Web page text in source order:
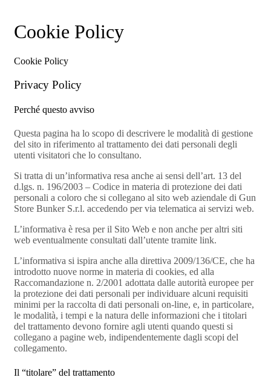
Cookie Policy
Cookie Policy
Privacy Policy
Perché questo avviso
Questa pagina ha lo scopo di descrivere le modalità di gestione
del sito in riferimento al trattamento dei dati personali degli
utenti visitatori che lo consultano.
Si tratta di un’informativa resa anche ai sensi dell’art. 13 del
d.lgs. n. 196/2003 – Codice in materia di protezione dei dati
personali a coloro che si collegano al sito web aziendale di Gun
Store Bunker S.r.l. accedendo per via telematica ai servizi web.
L’informativa è resa per il Sito Web e non anche per altri siti
web eventualmente consultati dall’utente tramite link.
L’informativa si ispira anche alla direttiva 2009/136/CE, che ha
introdotto nuove norme in materia di cookies, ed alla
Raccomandazione n. 2/2001 adottata dalle autorità europee per
la protezione dei dati personali per individuare alcuni requisiti
minimi per la raccolta di dati personali on-line, e, in particolare,
le modalità, i tempi e la natura delle informazioni che i titolari
del trattamento devono fornire agli utenti quando questi si
collegano a pagine web, indipendentemente dagli scopi del
collegamento.
Il “titolare” del trattamento